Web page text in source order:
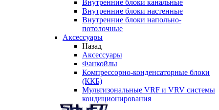
Внутренние блоки канальные
Внутренние блоки настенные
Внутренние блоки напольно-
потолочные
Аксессуары
Назад
Аксессуары
Фанкойлы
Компрессорно-конденсаторные блоки
(ККБ)
Мультизональные VRF и VRV системы
кондиционирования